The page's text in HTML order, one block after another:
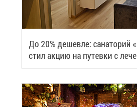
До 20% де­шев­ле: са­на­то­рий
стил ак­цию на пу­тев­ки с